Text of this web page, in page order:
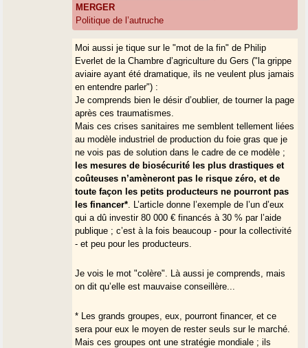
MERGER
Politique de l’autruche
Moi aussi je tique sur le "mot de la fin" de Philip
Everlet de la Chambre d’agriculture du Gers ("la grippe
aviaire ayant été dramatique, ils ne veulent plus jamais
en entendre parler") :
Je comprends bien le désir d’oublier, de tourner la page
après ces traumatismes.
Mais ces crises sanitaires me semblent tellement liées
au modèle industriel de production du foie gras que je
ne vois pas de solution dans le cadre de ce modèle ;
les mesures de biosécurité les plus drastiques et
coûteuses n’amèneront pas le risque zéro, et de
toute façon les petits producteurs ne pourront pas
les financer* . L’article donne l’exemple de l’un d’eux
qui a dû investir 80 000 € financés à 30 % par l’aide
publique ; c’est à la fois beaucoup - pour la collectivité
- et peu pour les producteurs.
Je vois le mot "colère". Là aussi je comprends, mais
on dit qu’elle est mauvaise conseillère...
* Les grands groupes, eux, pourront financer, et ce
sera pour eux le moyen de rester seuls sur le marché.
Mais ces groupes ont une stratégie mondiale ; ils